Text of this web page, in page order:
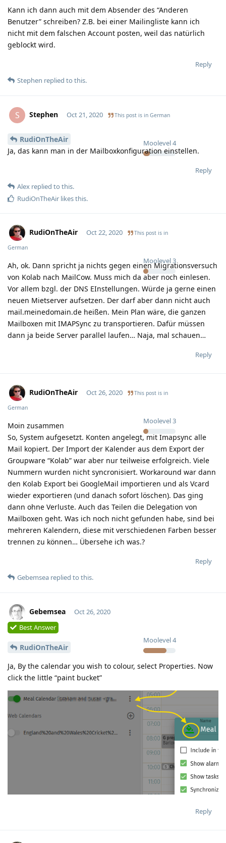
Kann ich dann auch mit dem Absender des “Anderen
Benutzer” schreiben? Z.B. bei einer Mailingliste kann ich
nicht mit dem falschen Account posten, weil das natürlich
geblockt wird.
Reply
Stephen replied to this.
S Stephen
Moolevel4
Oct 21, 2020 This post is in German
RudiOnTheAir
Ja, das kann man in der Mailboxkonfiguration einstellen.
Reply
Alex replied to this.
RudiOnTheAir likes this.
RudiOnTheAir
Moolevel3
Oct 22, 2020 This post is in
German
Ah, ok. Dann spricht ja nichts gegen einen Migrationsversuch
von Kolab nach MailCow. Muss mich da aber noch einlesen.
Vor allem bzgl. der DNS EInstellungen. Würde ja gerne einen
neuen Mietserver aufsetzen. Der darf aber dann nicht auch
mail.meinedomain.de heißen. Mein Plan wäre, die ganzen
Mailboxen mit IMAPSync zu transportieren. Dafür müssen
dann ja beide Server parallel laufen… Naja, mal schauen…
Reply
RudiOnTheAir
Moolevel3
Oct 26, 2020 This post is in
German
Moin zusammen
So, System aufgesetzt. Konten angelegt, mit Imapsync alle
Mail kopiert. Der Import der Kalender aus dem Export der
Groupware “Kolab” war aber nur teilweise erfolgreich. Viele
Nummern wurden nicht syncronisiert. Workaround war dann
den Kolab Export bei GoogleMail importieren und als Vcard
wieder exportieren (und danach sofort löschen). Das ging
dann ohne Verluste. Auch das Teilen die Delegation von
Mailboxen geht. Was ich noch nicht gefunden habe, sind bei
mehreren Kalendern, diese mit verschiedenen Farben besser
trennen zu können… Übersehe ich was.?
Reply
Gebemsea replied to this.
Gebemsea
Moolevel4
Oct 26, 2020
Best Answer
RudiOnTheAir
Ja, By the calendar you wish to colour, select Properties. Now
click the little “paint bucket”
Reply